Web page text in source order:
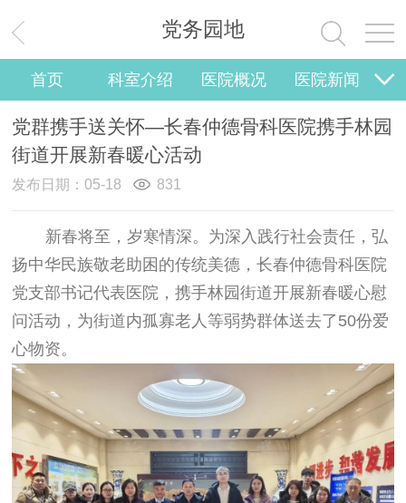
党务园地
首页 科室介绍 医院概况 医院新闻
党建工作 院务公开 医护风采 视频报道
党群携手送关怀—长春仲德骨科医院携手林园
街道开展新春暖心活动
发布日期：05-18 831
新春将至，岁寒情深。为深入践行社会责任，弘
扬中华民族敬老助困的传统美德，长春仲德骨科医院
党支部书记代表医院，携手林园街道开展新春暖心慰
问活动，为街道内孤寡老人等弱势群体送去了50份爱
心物资。